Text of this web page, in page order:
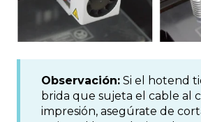
Observación: Si el hotend
brida que sujeta el cable al
impresión, asegúrate de